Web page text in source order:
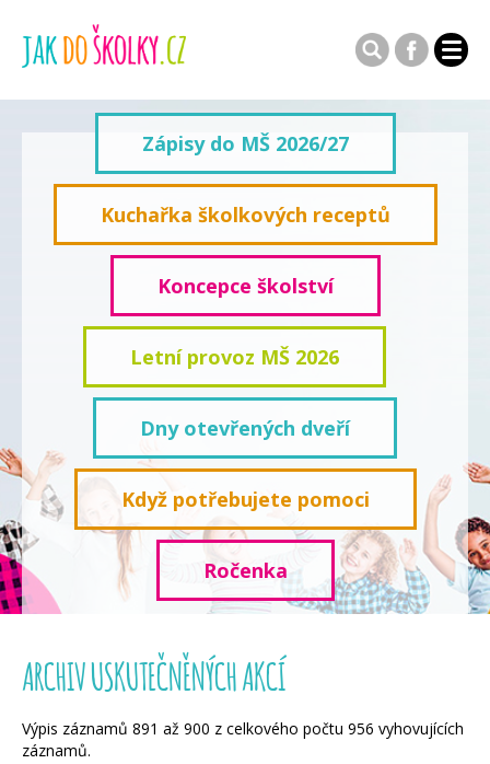
Zápisy do MŠ 2026/27
Kuchařka školkových receptů
Koncepce školství
Letní provoz MŠ 2026
Dny otevřených dveří
Když potřebujete pomoci
Ročenka
ARCHIV USKUTEČNĚNÝCH AKCÍ
Výpis záznamů 891 až 900 z celkového počtu 956 vyhovujících
záznamů.